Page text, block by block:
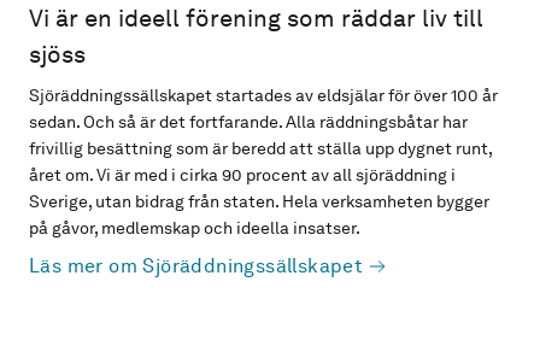
Vi är en ideell förening som räddar liv till
sjöss
Sjöräddningssällskapet startades av eldsjälar för över 100 år
sedan. Och så är det fortfarande. Alla räddningsbåtar har
frivillig besättning som är beredd att ställa upp dygnet runt,
året om. Vi är med i cirka 90 procent av all sjöräddning i
Sverige, utan bidrag från staten. Hela verksamheten bygger
på gåvor, medlemskap och ideella insatser.
Läs mer om Sjöräddningssällskapet